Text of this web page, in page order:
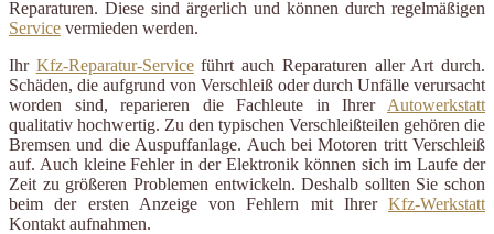
Reparaturen. Diese sind ärgerlich und können durch regelmäßigen
Service vermieden werden.
Ihr Kfz-Reparatur-Serviceführt auch Reparaturen aller Art durch.
Schäden, die aufgrund von Verschleiß oder durch Unfälle verursacht
worden sind, reparieren die Fachleute in Ihrer Autowerkstatt
qualitativ hochwertig. Zu den typischen Verschleißteilen gehören die
Bremsen und die Auspuffanlage. Auch bei Motoren tritt Verschleiß
auf. Auch kleine Fehler in der Elektronik können sich im Laufe der
Zeit zu größeren Problemen entwickeln. Deshalb sollten Sie schon
beim der ersten Anzeige von Fehlern mit Ihrer Kfz-Werkstatt
Kontakt aufnahmen.